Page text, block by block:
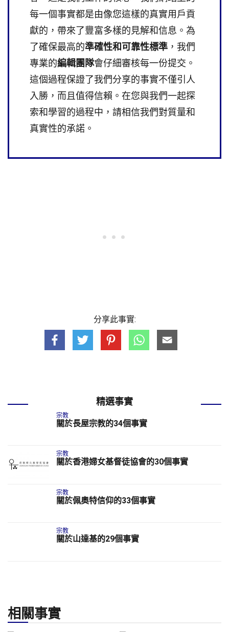
每一個事實都是由像您這樣的真實用戶貢
獻的，帶來了豐富多樣的見解和信息。為
了確保最高的準確性和可靠性標準 ，我們
專業的編輯團隊會仔細審核每一份提交。
這個過程保證了我們分享的事實不僅引人
入勝，而且值得信賴。在您與我們一起探
索和學習的過程中，請相信我們對質量和
真實性的承諾。
分享此事實:
精選事實
宗教
關於長屋宗教的34個事實
宗教
關於香港婦女基督徒協會的30個事實
宗教
關於佩奧特信仰的33個事實
宗教
關於山達基的29個事實
相關事實